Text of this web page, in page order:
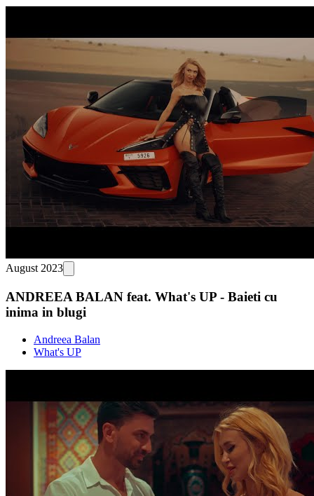
August 2023
ANDREEA BALAN feat. What's UP - Baieti cu
inima in blugi
Andreea Balan
What's UP